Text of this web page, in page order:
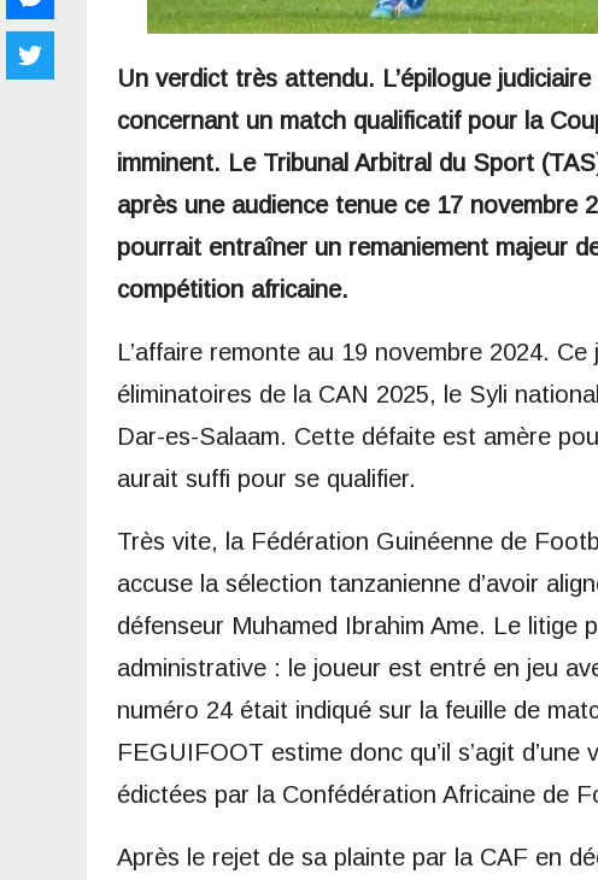
Un verdict très attendu. L’épilogue
concernant un match qualificatif pour la
imminent. Le Tribunal Arbitral du Sport
après une audience tenue ce 17 novembre
pourrait entraîner un remaniement majeur
compétition africaine.
L’affaire remonte au 19 novembre 2024.
éliminatoires de la CAN 2025, le Syli
Dar-es-Salaam. Cette défaite est amère
aurait suffi pour se qualifier.
Très vite, la Fédération Guinéenne de
accuse la sélection tanzanienne d’avoir
défenseur Muhamed Ibrahim Ame. Le litige
administrative : le joueur est entré en jeu
numéro 24 était indiqué sur la feuille de
FEGUIFOOT estime donc qu’il s’agit
édictées par la Confédération Africaine de
Après le rejet de sa plainte par la CAF en